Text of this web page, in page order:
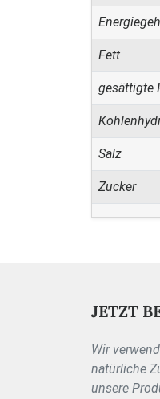
Fett
gesättigte
Salz
Zucker
JETZT
Wir
natürliche
unsere